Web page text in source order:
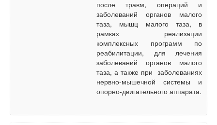
после травм, операций и
заболеваний органов малого
таза, мышц малого таза, в
рамках реализации
комплексных программ по
реабилитации, для лечения
заболеваний органов малого
таза, а также при заболеваниях
нервно-мышечной системы и
опорно-двигательного аппарата.